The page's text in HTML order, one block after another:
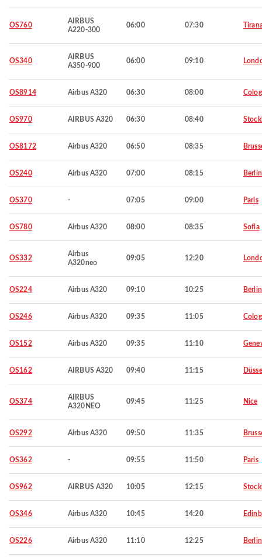
OS760
AIRBUS
A220-300
06:00 07:30
OS340
AIRBUS
A350-900
06:00 09:10
OS8914 Airbus A320 06:30 08:00
OS970 AIRBUS A320 06:30 08:40
OS8172 Airbus A320 06:50 08:35
OS240 Airbus A320 07:00 08:15 Berlin
OS370 - 07:05 09:00 Paris
OS780 Airbus A320 08:00 08:35 Sofia
OS332
Airbus
A320neo
09:05 12:20
OS224 Airbus A320 09:10 10:25 Berlin
OS246 Airbus A320 09:35 11:05
OS152 Airbus A320 09:35 11:10
OS162 AIRBUS A320 09:40 11:15
OS374
AIRBUS
A320NEO
09:45 11:25 Nice
OS292 Airbus A320 09:50 11:35
OS362 - 09:55 11:50 Paris
OS962 AIRBUS A320 10:05 12:15
OS346 Airbus A320 10:45 14:20
OS226 Airbus A320 11:10 12:25 Berlin